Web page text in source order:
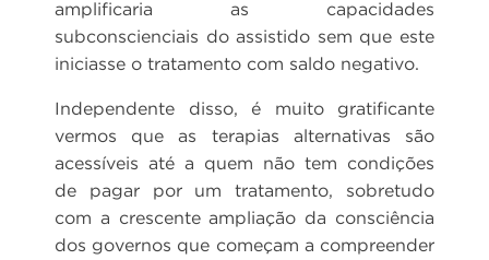
amplificaria as capacidades
subconscienciais do assistido sem que este
iniciasse o tratamento com saldo negativo.
Independente disso, é muito gratificante
vermos que as terapias alternativas são
acessíveis até a quem não tem condições
de pagar por um tratamento, sobretudo
com a crescente ampliação da consciência
dos governos que começam a compreender